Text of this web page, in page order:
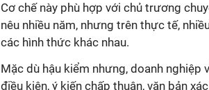
Cơ chế này phù hợp với chủ trương
nêu nhiều năm, nhưng trên thực tế,
các hình thức khác nhau.
Mặc dù hậu kiểm nhưng, doanh nghiệp
điều kiện, ý kiến chấp thuận, văn bản